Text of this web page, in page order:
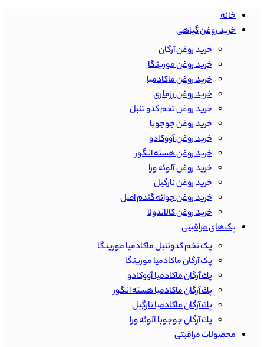
خانه
خرید روغن گیاهی
خرید روغن آرگان
خرید روغن مورینگا
خرید روغن ماکادمیا
خرید روغن رزماری
خرید روغن تخم کدو تنبل
خرید روغن جوجوبا
خرید روغن آووکادو
خرید روغن هسته انگور
خرید روغن آلوئه ورا
خرید روغن نارگیل
خرید روغن جوانه گندم اصل
خرید روغن کالاندولا
پک‌های مراقبتی
پک تخم کدوتنبل ماکادمیا مورینگا
پک آرگان ماکادمیا مورینگا
پك آرگان ماكادميا آووكادو
پك آرگان ماكادميا هسته انگور
پك آرگان ماكادميا نارگيل
پك آرگان جوجوبا آلوئه ورا
محصولات مراقبتی